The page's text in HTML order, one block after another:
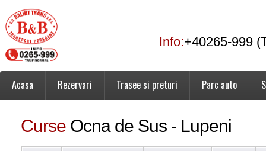
Info:+40265-999
Acasa Rezervari Trasee si preturi Parc auto
Curse Ocna de Sus - Lupeni